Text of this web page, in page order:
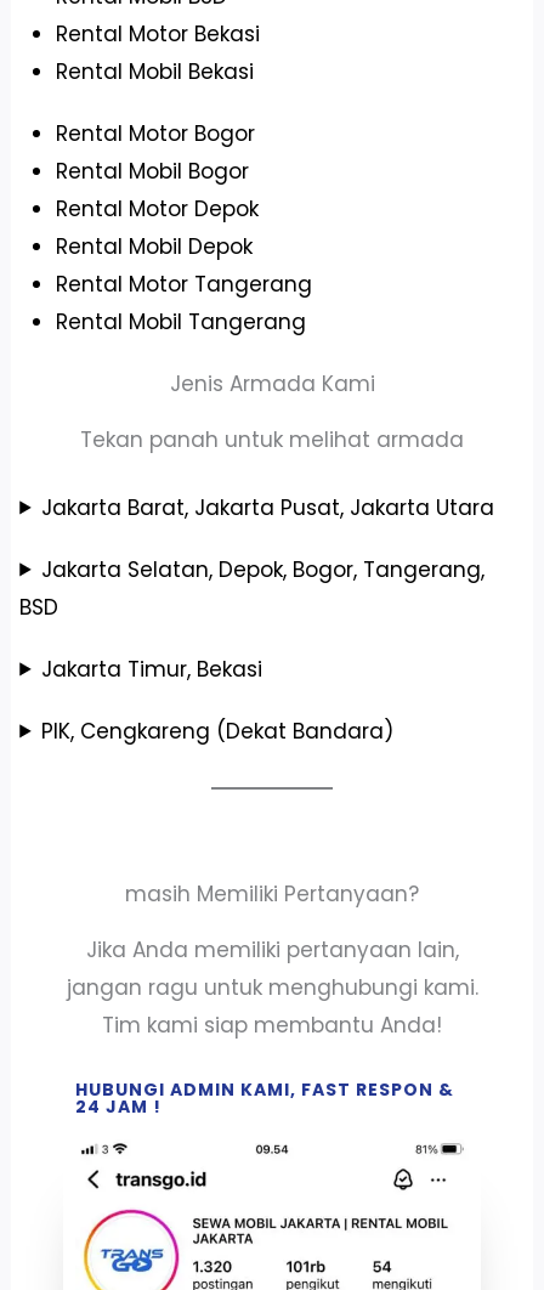
Rental Motor Bekasi
Rental Mobil Bekasi
Rental Motor Bogor
Rental Mobil Bogor
Rental Motor Depok
Rental Mobil Depok
Rental Motor Tangerang
Rental Mobil Tangerang
Jenis Armada Kami
Tekan panah untuk melihat armada
Jakarta Barat, Jakarta Pusat, Jakarta Utara
Jakarta Selatan, Depok, Bogor, Tangerang,
BSD
Jakarta Timur, Bekasi
PIK, Cengkareng (Dekat Bandara)
masih Memiliki Pertanyaan?
Jika Anda memiliki pertanyaan lain,
jangan ragu untuk menghubungi kami.
Tim kami siap membantu Anda!
HUBUNGI ADMIN KAMI, FAST RESPON &
24 JAM !